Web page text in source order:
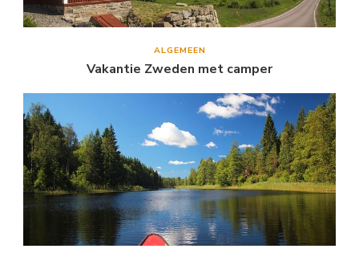
ALGEMEEN
Vakantie Zweden met camper